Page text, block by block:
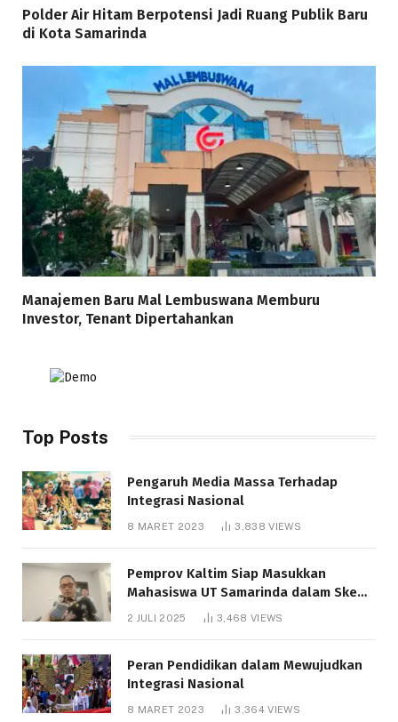
Polder Air Hitam Berpotensi Jadi Ruang Publik Baru
di Kota Samarinda
Manajemen Baru Mal Lembuswana Memburu
Investor, Tenant Dipertahankan
Top Posts
Pengaruh Media Massa Terhadap
Integrasi Nasional
8 MARET 2023 3,838VIEWS
Pemprov Kaltim Siap Masukkan
Mahasiswa UT Samarinda dalam Skema
Bantuan Pendidikan Gratispol
2 JULI 2025 3,468 VIEWS
Peran Pendidikan dalam Mewujudkan
Integrasi Nasional
8 MARET 2023 3,364VIEWS